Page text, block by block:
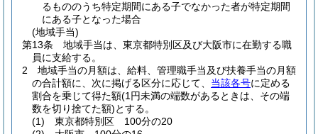
るもののうち特定期間にある子でなかった者が特定期間
にある子となった場合
(地域手当)
第13条
地域手当は、東京都特別区及び大阪市に在勤する職
員に支給する。
2
地域手当の月額は、給料、管理職手当及び扶養手当の月額
の合計額に、次に掲げる区分に応じて、 当該各号に定める
割合を乗じて得た額(1円未満の端数があるときは、その端
数を切り捨てた額)とする。
(1)
東京都特別区 100分の20